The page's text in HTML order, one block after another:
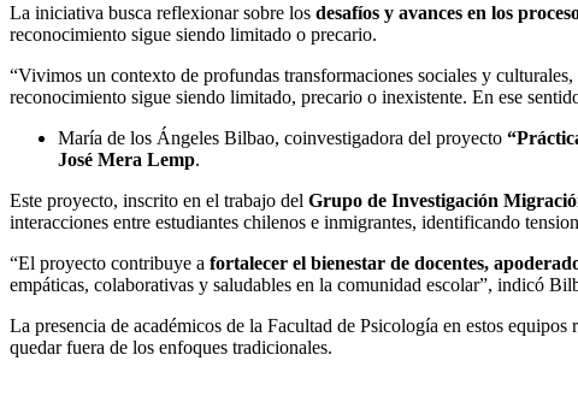
La iniciativa busca reflexionar sobre los desafíos y avances en los
reconocimiento sigue siendo limitado o precario.
“Vivimos un contexto de profundas transformaciones sociales y
reconocimiento sigue siendo limitado, precario o inexistente. En ese
María de los Ángeles Bilbao, coinvestigadora del proyecto
José Mera Lemp.
Este proyecto, inscrito en el trabajo del Grupo de Investigación
interacciones entre estudiantes chilenos e inmigrantes, identificando
“El proyecto contribuye a fortalecer el bienestar de docentes,
empáticas, colaborativas y saludables en la comunidad escolar”, indicó
La presencia de académicos de la Facultad de Psicología en estos equipos
quedar fuera de los enfoques tradicionales.